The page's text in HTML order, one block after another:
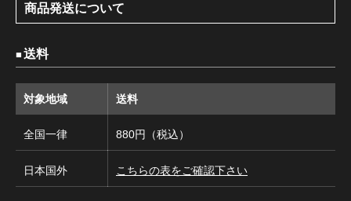
商品発送について
送料
対象地域 送料
全国一律 880円（税込）
日本国外 こちらの表をご確認下さい